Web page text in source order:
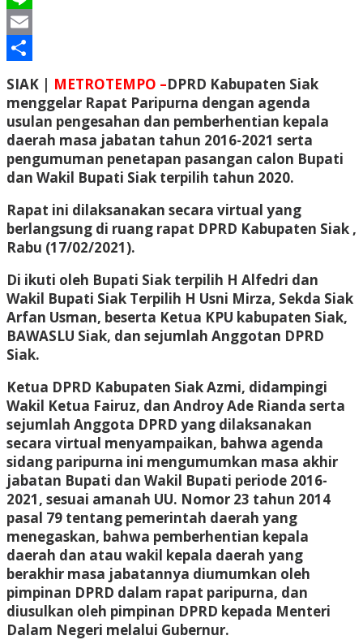
Line
Email
Share
SIAK | METROTEMPO –DPRD Kabupaten Siak
menggelar Rapat Paripurna dengan agenda
usulan pengesahan dan pemberhentian kepala
daerah masa jabatan tahun 2016-2021 serta
pengumuman penetapan pasangan calon Bupati
dan Wakil Bupati Siak terpilih tahun 2020.
Rapat ini dilaksanakan secara virtual yang
berlangsung di ruang rapat DPRD Kabupaten Siak ,
Rabu (17/02/2021).
Di ikuti oleh Bupati Siak terpilih H Alfedri dan
Wakil Bupati Siak Terpilih H Usni Mirza, Sekda Siak
Arfan Usman, beserta Ketua KPU kabupaten Siak,
BAWASLU Siak, dan sejumlah Anggotan DPRD
Siak.
Ketua DPRD Kabupaten Siak Azmi, didampingi
Wakil Ketua Fairuz, dan Androy Ade Rianda serta
sejumlah Anggota DPRD yang dilaksanakan
secara virtual menyampaikan, bahwa agenda
sidang paripurna ini mengumumkan masa akhir
jabatan Bupati dan Wakil Bupati periode 2016-
2021, sesuai amanah UU. Nomor 23 tahun 2014
pasal 79 tentang pemerintah daerah yang
menegaskan, bahwa pemberhentian kepala
daerah dan atau wakil kepala daerah yang
berakhir masa jabatannya diumumkan oleh
pimpinan DPRD dalam rapat paripurna, dan
diusulkan oleh pimpinan DPRD kepada Menteri
Dalam Negeri melalui Gubernur.